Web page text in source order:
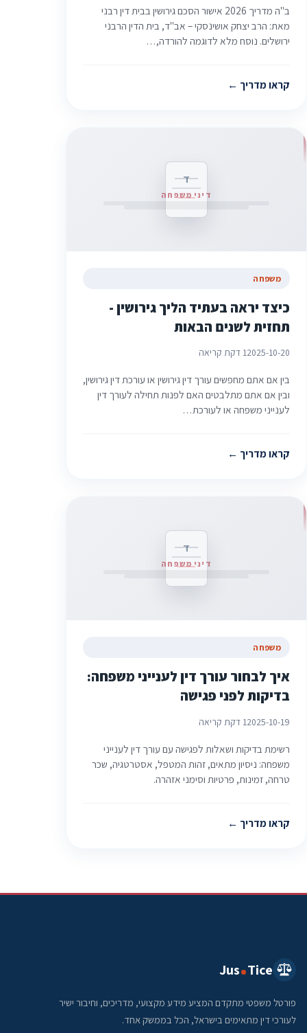
ב"ה מדריך 2026 אישור הסכם גירושין בבית דין רבני
מאת: הרב יצחק אושינסקי – אב"ד, בית הדין הרבני
ירושלים. נוסח מלא לדוגמה להורדה,…
קראו מדריך
ד
דיני משפחה
משפחה
כיצד יראה בעתיד הליך גירושין -
תחזית לשנים הבאות
2025-10-201 דקת קריאה
בין אם אתם מחפשים עורך דין גירושין או עורכת דין גירושין,
ובין אם אתם מתלבטים האם לפנות תחילה לעורך דין
לענייני משפחה או לעורכת…
קראו מדריך
ד
דיני משפחה
משפחה
איך לבחור עורך דין לענייני משפחה:
בדיקות לפני פגישה
2025-10-191 דקת קריאה
רשימת בדיקות ושאלות לפגישה עם עורך דין לענייני
משפחה: ניסיון מתאים, זהות המטפל, אסטרטגיה, שכר
טרחה, זמינות, פרטיות וסימני אזהרה.
קראו מדריך
Jus Tice
פורטל משפטי מתקדם המציע מידע מקצועי, מדריכים, וחיבור ישיר
לעורכי דין מתאימים בישראל, הכל בממשק אחד.